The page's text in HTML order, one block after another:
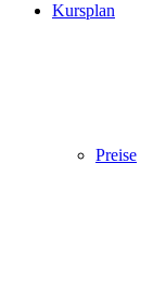
Kursplan
Preise